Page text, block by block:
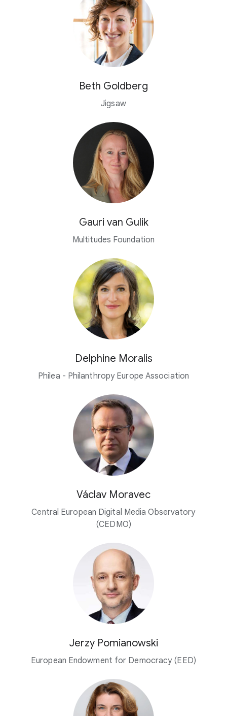
Beth Goldberg
Jigsaw
Gauri van Gulik
Multitudes Foundation
Delphine Moralis
Philea - Philanthropy Europe Association
Václav Moravec
Central European Digital Media Observatory
(CEDMO)
Jerzy Pomianowski
European Endowment for Democracy (EED)